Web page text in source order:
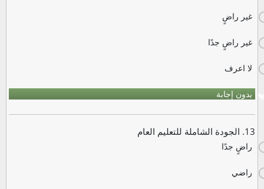
غير راضٍ
غير راضٍ جدًا
لا اعرف
بدون إجابة
13. الجودة الشاملة للتعليم العام
راضٍ جدًا
راضي